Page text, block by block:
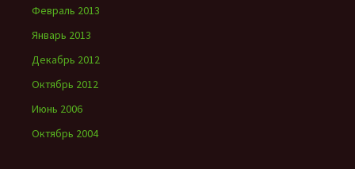
Февраль 2013
Январь 2013
Декабрь 2012
Октябрь 2012
Июнь 2006
Октябрь 2004